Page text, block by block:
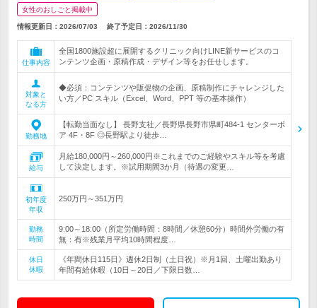
女性のおしごと掲載中
情報更新日：2026/07/03 終了予定日： 2026/11/30
仕事内容
全国1800施設超に展開するクリニック向けLINE新サービスのコ
ンテンツ企画・原稿作成・デザイン等をお任せします。
対象と
なる方
◆必須：コンテンツや販促物の企画、原稿制作にチャレンジした
い方／PC スキル（Excel、Word、PPT 等の基本操作）
勤務地
【転勤当面なし】 長野支社／長野県長野市県町484-1 センターボ
ア 4F・8F ◎長野駅より徒歩…
給与
月給180,000円～260,000円※これまでのご経験やスキル等を考慮
して決定します。※試用期間3か月（待遇の変更…
初年度
年収
250万円～351万円
勤務
時間
9:00～18:00（所定労働時間：8時間／休憩60分）時間外労働の有
無：有※残業月平均10時間程度…
休日
休暇
《年間休日115日》週休2日制（土日祝）※月1回、土曜出勤あり
年間有給休暇（10日～20日／下限日数…